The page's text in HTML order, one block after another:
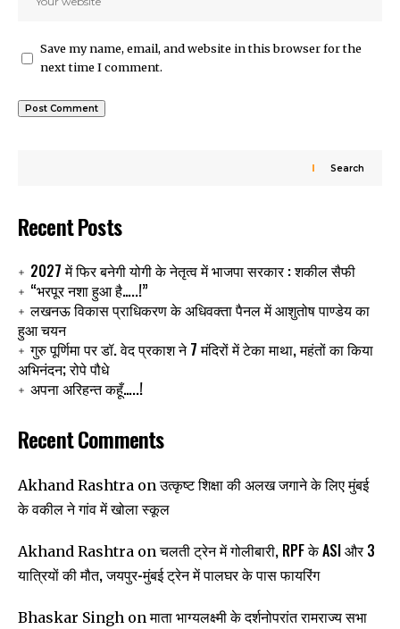
Save my name, email, and website in this browser for the
next time I comment.
Search
Recent Posts
2027 में फिर बनेगी योगी के नेतृत्व में भाजपा सरकार : शकील सैफी
“भरपूर नशा हुआ है…..!”
लखनऊ विकास प्राधिकरण के अधिवक्ता पैनल में आशुतोष पाण्डेय का
हुआ चयन
गुरु पूर्णिमा पर डॉ. वेद प्रकाश ने 7 मंदिरों में टेका माथा, महंतों का किया
अभिनंदन; रोपे पौधे
अपना अरिहन्त कहूँ…..!
Recent Comments
Akhand Rashtra onउत्कृष्ट शिक्षा की अलख जगाने के लिए मुंबई
के वकील ने गांव में खोला स्कूल
Akhand Rashtra onचलती ट्रेन में गोलीबारी, RPF के ASI और 3
यात्रियों की मौत, जयपुर-मुंबई ट्रेन में पालघर के पास फायरिंग
Bhaskar Singh onमाता भाग्यलक्ष्मी के दर्शनोपरांत रामराज्य सभा